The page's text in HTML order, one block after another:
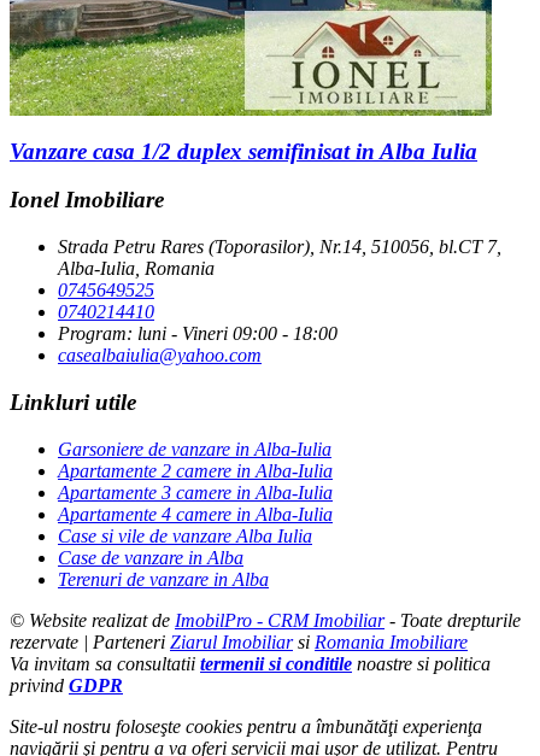
Vanzare casa 1/2 duplex semifinisat in Alba Iulia
Ionel Imobiliare
Strada Petru Rares (Toporasilor), Nr.14, 510056, bl.CT 7,
Alba-Iulia, Romania
0745649525
0740214410
Program: luni - Vineri 09:00 - 18:00
casealbaiulia@yahoo.com
Linkluri utile
Garsoniere de vanzare in Alba-Iulia
Apartamente 2 camere in Alba-Iulia
Apartamente 3 camere in Alba-Iulia
Apartamente 4 camere in Alba-Iulia
Case si vile de vanzare Alba Iulia
Case de vanzare in Alba
Terenuri de vanzare in Alba
© Website realizat de ImobilPro - CRM Imobiliar- Toate drepturile
rezervate | Parteneri Ziarul Imobiliarsi Romania Imobiliare
Va invitam sa consultatii termenii si conditile noastre si politica
privind GDPR
Site-ul nostru foloseşte cookies pentru a îmbunătăţi experienţa
navigării şi pentru a va oferi servicii mai uşor de utilizat. Pentru